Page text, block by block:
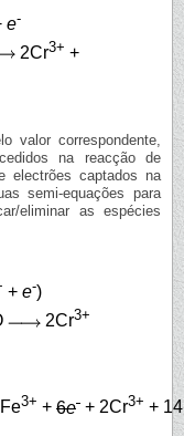
e-
2Cr3+ +
valor correspondente,
na reacção de
electrões captados na
semi-equações para
eliminar as espécies
+ e-)
2Cr3+
3+ + 6e- + 2Cr3+ +